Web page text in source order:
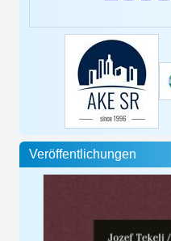
Veröffentlichungen